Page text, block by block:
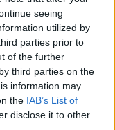
seeing
utilized by
parties prior to
of the further
third parties on the
information may
the IAB’s List of
disclose it to other
híres embertől
akiktől idézünk?